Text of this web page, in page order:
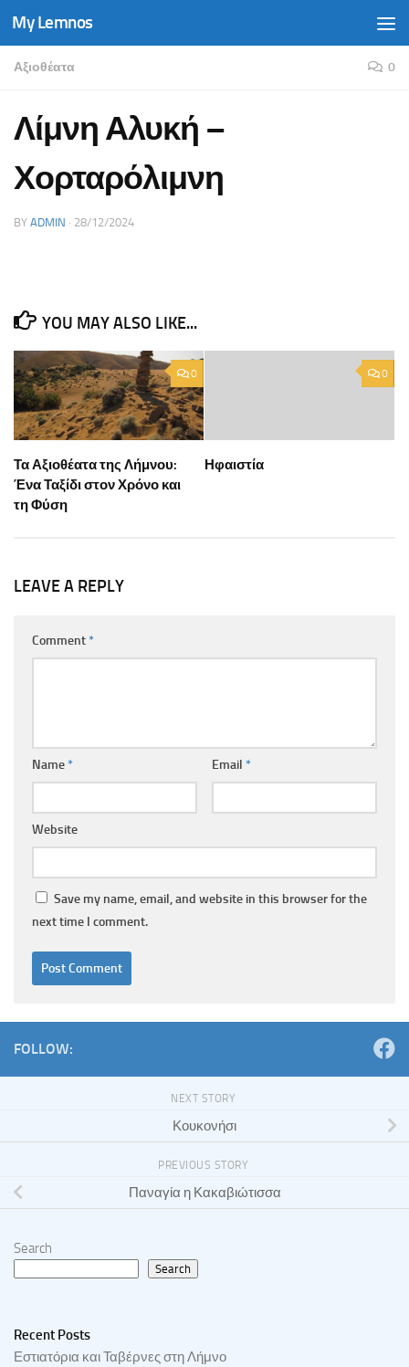
Skip to content
My Lemnos
Αξιοθέατα 0
Λίμνη Αλυκή –
Χορταρόλιμνη
BY ADMIN · 28/12/2024
YOU MAY ALSO LIKE...
0
Τα Αξιοθέατα της Λήμνου:
Ένα Ταξίδι στον Χρόνο και
τη Φύση
0
Ηφαιστία
LEAVE A REPLY
Comment*
Name* Email *
Website
Save my name, email, and website in this browser for the
next time I comment.
FOLLOW:
NEXT STORY
Κουκονήσι
PREVIOUS STORY
Παναγία η Κακαβιώτισσα
Search
Search
Recent Posts
Εστιατόρια και Ταβέρνες στη Λήμνο